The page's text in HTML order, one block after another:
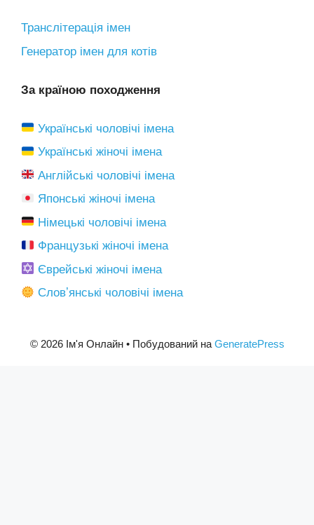
Транслітерація імен
Генератор імен для котів
За країною походження
Українські чоловічі імена
Українські жіночі імена
Англійські чоловічі імена
Японські жіночі імена
Німецькі чоловічі імена
Французькі жіночі імена
Єврейські жіночі імена
Словʼянські чоловічі імена
© 2026 Ім'я Онлайн• Побудований на GeneratePress